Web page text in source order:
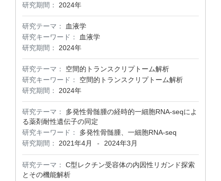
研究期間： 2024年
研究テーマ：
血液学
研究キーワード：
血液学
研究期間：
2024年
研究テーマ：
空間的トランスクリプトーム解析
研究キーワード：
空間的トランスクリプトーム解析
研究期間：
2024年
研究テーマ：
多発性骨髄腫の経時的一細胞RNA-seqによ
る薬剤耐性遺伝子の同定
研究キーワード：
多発性骨髄腫、一細胞RNA-seq
研究期間：
2021年4月 - 2024年3月
研究テーマ：
C型レクチン受容体の内因性リガンド探索
とその機能解析